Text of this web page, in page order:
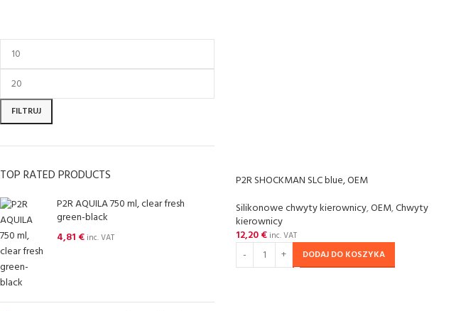
FILTRUJ
TOP RATED PRODUCTS
P2R AQUILA 750 ml, clear fresh
green-black
4,81 € inc. VAT
P2R SHOCKMAN SLC blue, OEM
Silikonowe chwyty kierownicy,OEM,Chwyty
kierownicy
12,20€ inc. VAT
DODAJ DO KOSZYKA